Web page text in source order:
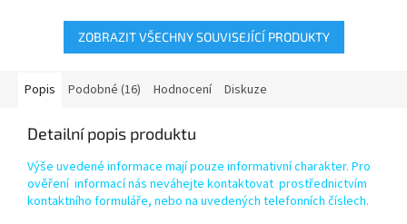
ZOBRAZIT VŠECHNY SOUVISEJÍCÍ PRODUKTY
Popis Podobné (16) Hodnocení Diskuze
Detailní popis produktu
Výše uvedené informace mají pouze informativní charakter. Pro
ověření informací nás neváhejte kontaktovat prostřednictvím
kontaktního formuláře, nebo na uvedených telefonních číslech.